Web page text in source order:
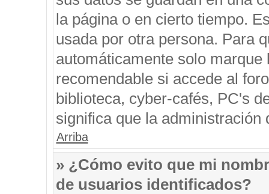
la página o en cierto tiempo.
usada por otra persona. Para
automáticamente solo
recomendable si accede al
biblioteca, cyber-cafés, PC's
significa que la administración
Arriba
» ¿Cómo evito que mi
de usuarios identificados?